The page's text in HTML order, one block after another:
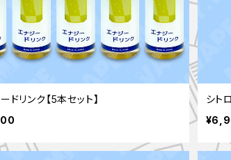
ドリンク【5本セット】
シト